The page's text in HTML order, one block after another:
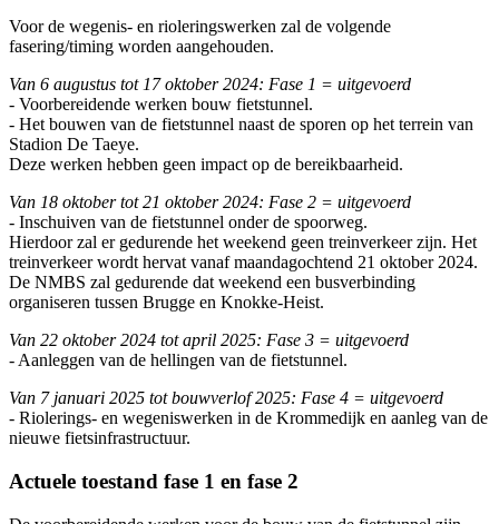
Voor de wegenis- en rioleringswerken zal de volgende
fasering/timing worden aangehouden.
Van 6 augustus tot 17 oktober 2024: Fase 1 = uitgevoerd
- Voorbereidende werken bouw fietstunnel.
- Het bouwen van de fietstunnel naast de sporen op het terrein van
Stadion De Taeye.
Deze werken hebben geen impact op de bereikbaarheid.
Van 18 oktober tot 21 oktober 2024: Fase 2 = uitgevoerd
- Inschuiven van de fietstunnel onder de spoorweg.
Hierdoor zal er gedurende het weekend geen treinverkeer zijn. Het
treinverkeer wordt hervat vanaf maandagochtend 21 oktober 2024.
De NMBS zal gedurende dat weekend een busverbinding
organiseren tussen Brugge en Knokke-Heist.
Van 22 oktober 2024 tot april 2025: Fase 3 = uitgevoerd
- Aanleggen van de hellingen van de fietstunnel.
Van 7 januari 2025 tot bouwverlof 2025: Fase 4 = uitgevoerd
- Riolerings- en wegeniswerken in de Krommedijk en aanleg van de
nieuwe fietsinfrastructuur.
Actuele toestand fase 1 en fase 2